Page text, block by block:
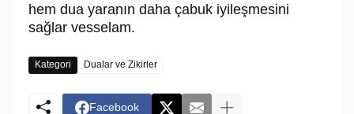
hem dua yaranın daha çabuk iyileşmesini
sağlar vesselam.
Kategori Dualar ve Zikirler
Facebook